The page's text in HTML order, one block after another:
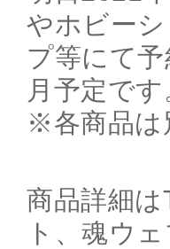
やホビー
プ等にて
月予定です
※各商品は
商品詳細
ト、魂ウ